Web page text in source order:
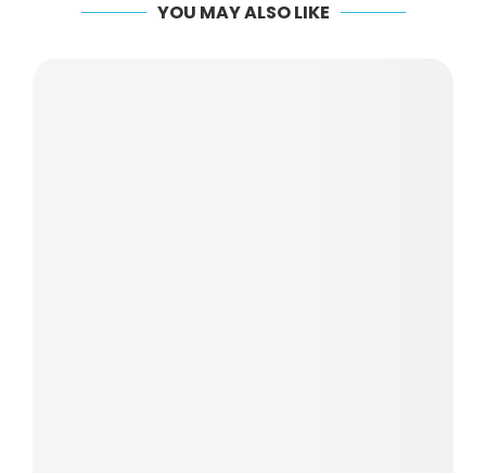
YOU MAY ALSO LIKE